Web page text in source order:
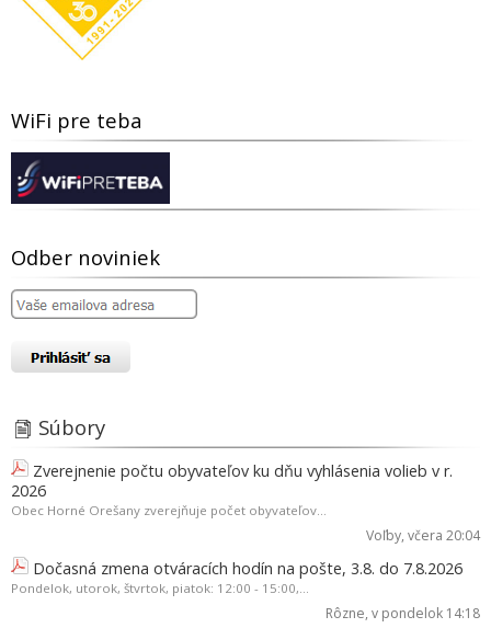
WiFi pre teba
Odber noviniek
Súbory
Zverejnenie počtu obyvateľov ku dňu vyhlásenia volieb v r.
2026
Obec Horné Orešany zverejňuje počet obyvateľov...
Voľby, včera 20:04
Dočasná zmena otváracích hodín na pošte, 3.8. do 7.8.2026
Pondelok, utorok, štvrtok, piatok: 12:00 - 15:00,...
Rôzne, v pondelok 14:18